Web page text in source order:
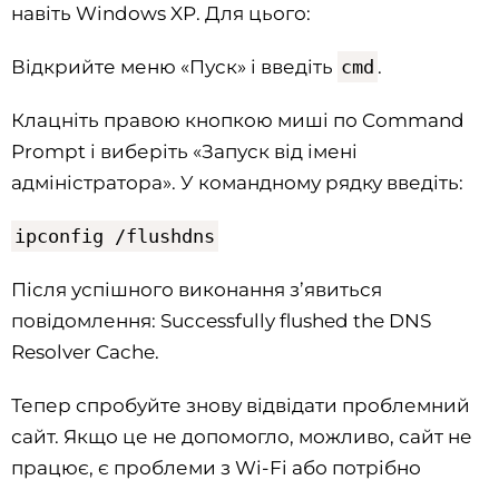
навіть Windows XP. Для цього:
Відкрийте меню «Пуск» і введіть cmd .
Клацніть правою кнопкою миші по Command
Prompt і виберіть «Запуск від імені
адміністратора». У командному рядку введіть:
ipconfig /flushdns
Після успішного виконання з’явиться
повідомлення: Successfully flushed the DNS
Resolver Cache.
Тепер спробуйте знову відвідати проблемний
сайт. Якщо це не допомогло, можливо, сайт не
працює, є проблеми з Wi-Fi або потрібно